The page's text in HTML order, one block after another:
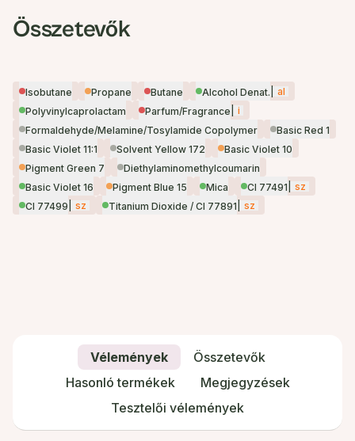
Összetevők
Isobutane Propane Butane Alcohol Denat.
al
Polyvinylcaprolactam
Parfum/Fragrance
i
Formaldehyde/Melamine/Tosylamide Copolymer
Basic Red 1
Basic Violet 11:1
Solvent Yellow 172
Basic Violet 10
Pigment Green 7
Diethylaminomethylcoumarin
Basic Violet 16
Pigment Blue 15 Mica CI 77491
sz
CI 77499
sz Titanium Dioxide / CI 77891 sz
Vélemények
Összetevők
Hasonló termékek
Megjegyzések
Tesztelői vélemények